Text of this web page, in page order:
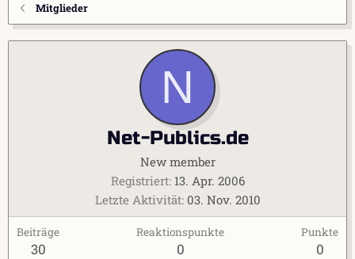
Mitglieder
N
Net-Publics.de
New member
Registriert 13. Apr. 2006
Letzte Aktivität 03. Nov. 2010
Beiträge
30
Reaktionspunkte
0
Punkte
0